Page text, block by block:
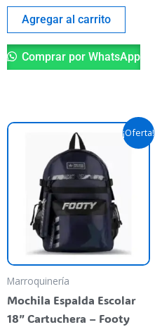
Agregar al carrito
Comprar por WhatsApp
¡Oferta!
Marroquinería
Mochila Espalda Escolar
18” Cartuchera – Footy
El
precio
original
era:
$ 94.500,00.
El
precio
actual
$ 84.500,00.